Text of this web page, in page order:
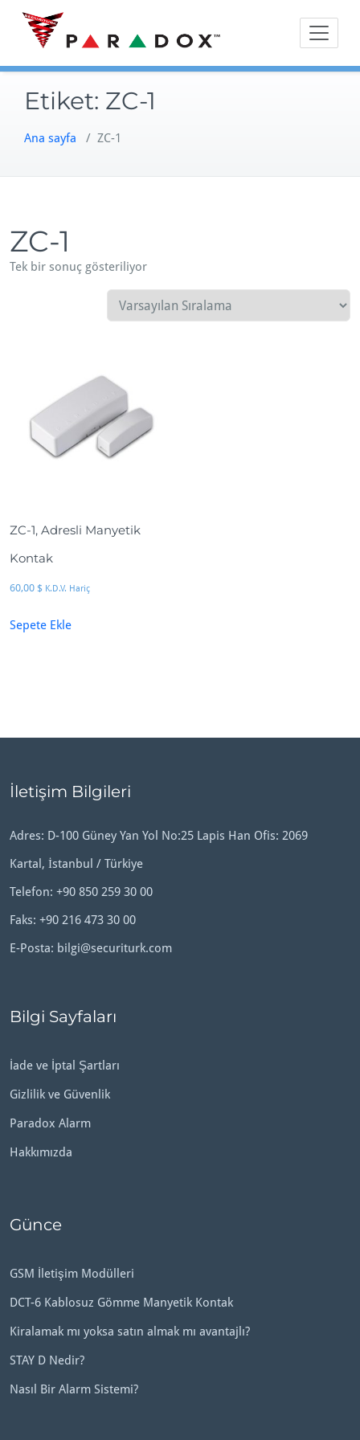
Skip
content
Etiket: ZC-1
Ana sayfa / ZC-1
ZC-1
Tek bir sonuç gösteriliyor
ZC-1, Adresli Manyetik
Kontak
60,00 $ K.D.V. Hariç
Sepete Ekle
İletişim Bilgileri
Adres: D-100 Güney Yan Yol No:25 Lapis Han Ofis: 2069
Kartal, İstanbul / Türkiye
Telefon: +90 850 259 30 00
Faks: +90 216 473 30 00
E-Posta: bilgi@securiturk.com
Bilgi Sayfaları
İade ve İptal Şartları
Gizlilik ve Güvenlik
Paradox Alarm
Hakkımızda
Günce
GSM İletişim Modülleri
DCT-6 Kablosuz Gömme Manyetik Kontak
Kiralamak mı yoksa satın almak mı avantajlı?
STAY D Nedir?
Nasıl Bir Alarm Sistemi?